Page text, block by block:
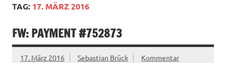
TAG: 17. MÄRZ 2016
FW: PAYMENT #752873
17. März 2016 Sebastian Brück
Kommentar